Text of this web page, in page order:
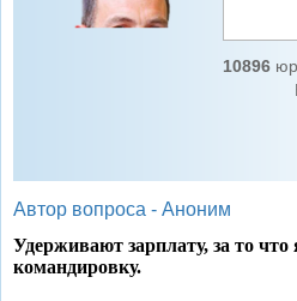
10896
Автор вопроса - Аноним
Удерживают зарплату, за то что
командировку.